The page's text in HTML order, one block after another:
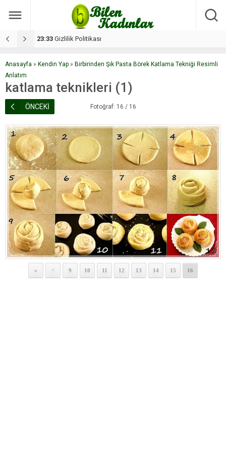
17:08 Dilan, düğününe 5 gün kala hayatını kaybetti
Anasayfa » Kendin Yap » Birbirinden Şık Pasta Börek Katlama Tekniği Resimli
Anlatım
katlama teknikleri (1)
ÖNCEKİ Fotoğraf: 16 / 16
« < 9 10 11 12 13 14 15 16